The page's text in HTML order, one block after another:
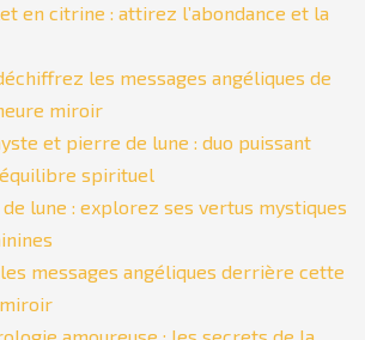
en citrine : attirez l’abondance et la
déchiffrez les messages angéliques de
miroir
et pierre de lune : duo puissant
spirituel
lune : explorez ses vertus mystiques
messages angéliques derrière cette